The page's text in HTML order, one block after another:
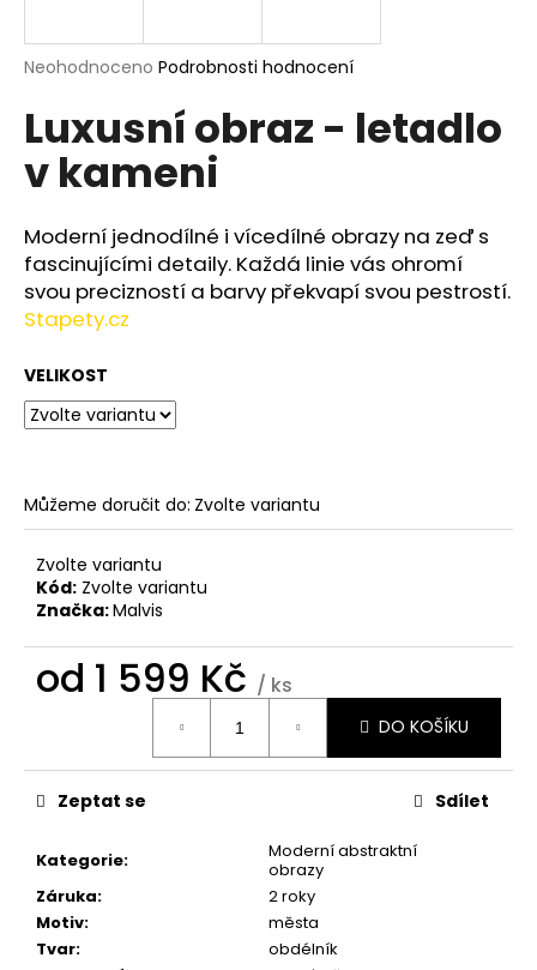
Průměrné
produktu
je
z
hvězdiček.
Neohodnoceno Podrobnosti hodnocení
Luxusní obraz - letadlo
v kameni
Moderní jednodílné i vícedílné obrazy na zeď s
fascinujícími detaily. Každá linie vás ohromí
svou precizností a barvy překvapí svou pestrostí.
Stapety.cz
VELIKOST
Můžeme doručit do: Zvolte variantu
Zvolte variantu
Kód: Zvolte variantu
Značka:Malvis
od 1 599 Kč / ks
DO KOŠÍKU
Kategorie:
Moderní abstraktní
obrazy
Záruka:
2 roky
Motiv:
města
Tvar:
obdélník
Zeptat se Sdílet
j
t
?
HLEDAT
D
o
p
u
č
u
e
m
e
OKNO
STROM
599